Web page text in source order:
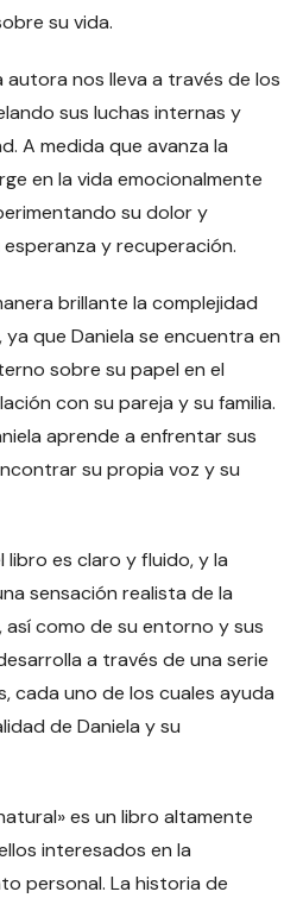
su vida.
autora nos lleva a través de los
sus luchas internas y
A medida que avanza la
en la vida emocionalmente
su dolor y
y recuperación.
brillante la complejidad
que Daniela se encuentra en
sobre su papel en el
con su pareja y su familia.
aprende a enfrentar sus
su propia voz y su
libro es claro y fluido, y la
sensación realista de la
así como de su entorno y sus
a través de una serie
cada uno de los cuales ayuda
de Daniela y su
es un libro altamente
interesados en la
personal. La historia de